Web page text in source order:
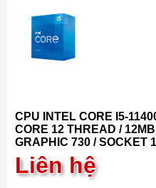
CPU INTEL CORE I5-
CORE 12 THREAD /
GRAPHIC 730 / SOCKET
Liên hệ